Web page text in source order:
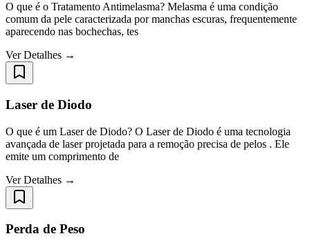
O que é o Tratamento Antimelasma? Melasma é uma condição
comum da pele caracterizada por manchas escuras, frequentemente
aparecendo nas bochechas, tes
Ver Detalhes →
Laser de Diodo
O que é um Laser de Diodo? O Laser de Diodo é uma tecnologia
avançada de laser projetada para a remoção precisa de pelos . Ele
emite um comprimento de
Ver Detalhes →
Perda de Peso